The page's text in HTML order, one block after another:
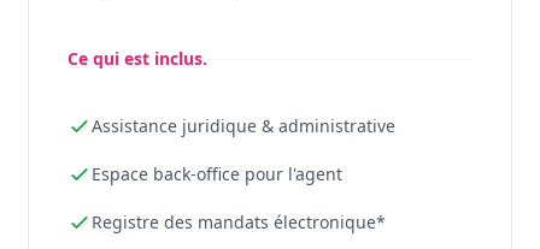
Ce qui est inclus.
Assistance juridique & administrative
Espace back-office pour l'agent
Registre des mandats électronique*